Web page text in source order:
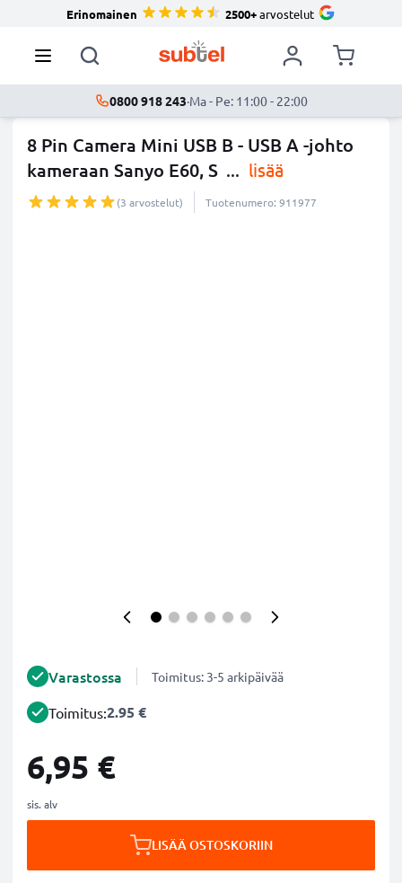
Erinomainen 2500+arvostelut
0800 918 243·Ma - Pe: 11:00 - 22:00
8 Pin Camera Mini USB B - USB A -johto
kameraan Sanyo E60, S ... lisää
(3 arvostelut) Tuotenumero: 911977
Varastossa Toimitus: 3-5 arkipäivää
Toimitus:2.95 €
6,95 €
sis. alv
LISÄÄ OSTOSKORIIN